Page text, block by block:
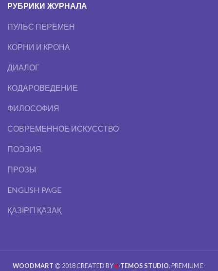
РУБРИКИ ЖУРНАЛА
ПУЛЬС ПЕРЕМЕН
КОРНИ И КРОНА
ДИАЛОГ
КОДАРОВЕДЕНИЕ
ФИЛОСОФИЯ
СОВРЕМЕННОЕ ИСКУССТВО
ПОЭЗИЯ
ПРОЗЫ
ENGLІSH PAGE
ҚАЗІРГІ ҚАЗАҚ
WOODMART 2018 CREATED BYX-TEMOS STUDIO. PREMIUM E-